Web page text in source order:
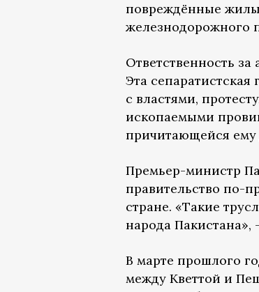
повреждённые
железнодорожного
Ответственность
Эта
с властями,
ископаемыми
причитающейся ему
Премьер-министр
правительство по-
стране. «Такие
народа
В марте прошлого
между Кветтой и